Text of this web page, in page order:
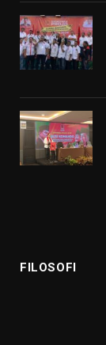
FILOSOFI